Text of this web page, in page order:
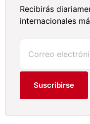
Recibirás
internacionales
Suscribirse